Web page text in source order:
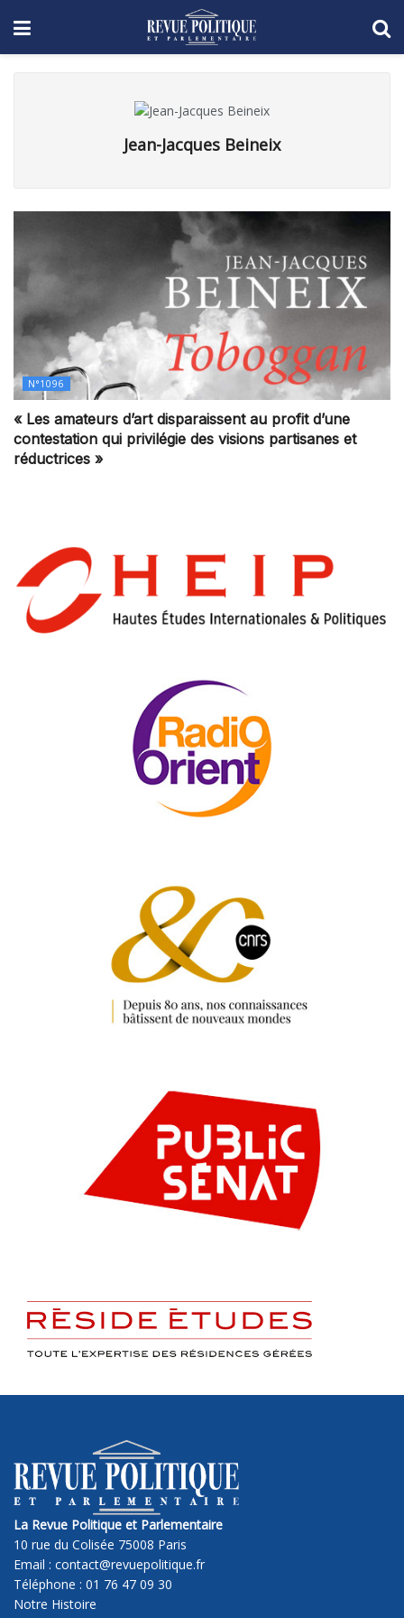
Jean-Jacques Beineix
N°1096
« Les amateurs d’art disparaissent au profit d’une
contestation qui privilégie des visions partisanes et
réductrices »
La Revue Politique et Parlementaire
10 rue du Colisée 75008 Paris
Email : contact@revuepolitique.fr
Téléphone : 01 76 47 09 30
Notre Histoire